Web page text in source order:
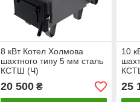
8 кВт Котел Холмова
шахтного типу 5 мм сталь
КСТШ (Ч)
20 500₴
10
25